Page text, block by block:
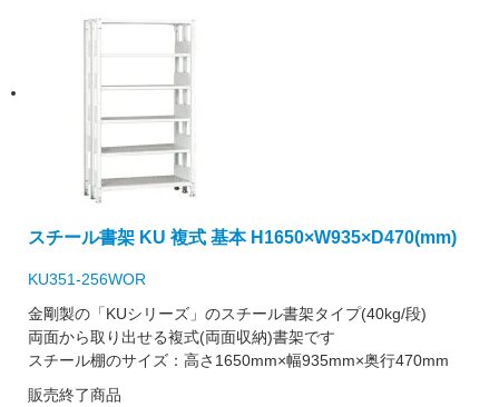
スチール書架 KU 複式 基本 H1650×W935×D470(mm)
KU351-256WOR
金剛製の「KUシリーズ」のスチール書架タイプ(40kg/段)
両面から取り出せる複式(両面収納)書架です
スチール棚のサイズ：高さ1650mm×幅935mm×奥行470mm
販売終了商品